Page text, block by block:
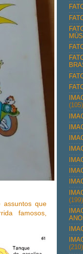
assuntos que
famosos,
(105)
(199)
(210)